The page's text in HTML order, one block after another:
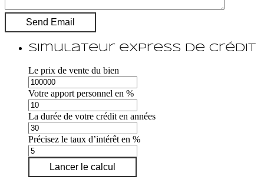
Simulateur express de crédit
Le prix de vente du bien
Votre apport personnel en %
La durée de votre crédit en années
Précisez le taux d’intérêt en %
Lancer le calcul